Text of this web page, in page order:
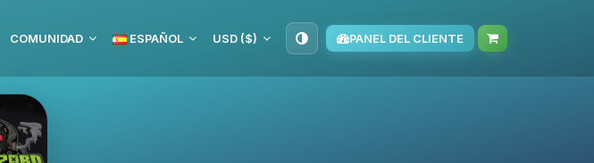
COMUNIDAD ESPAÑOL USD ($) PANEL DEL CLIENTE